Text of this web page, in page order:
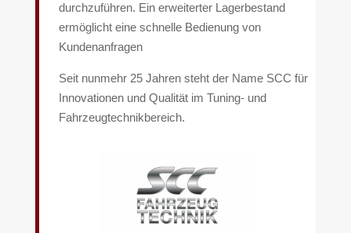
durchzuführen. Ein erweiterter Lagerbestand
ermöglicht eine schnelle Bedienung von
Kundenanfragen
Seit nunmehr 25 Jahren steht der Name SCC für
Innovationen und Qualität im Tuning- und
Fahrzeugtechnikbereich.